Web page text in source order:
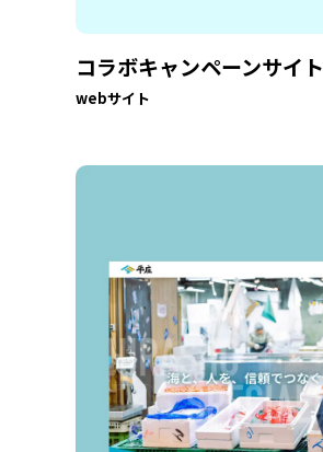
コラボキャンペーンサイト
webサイト